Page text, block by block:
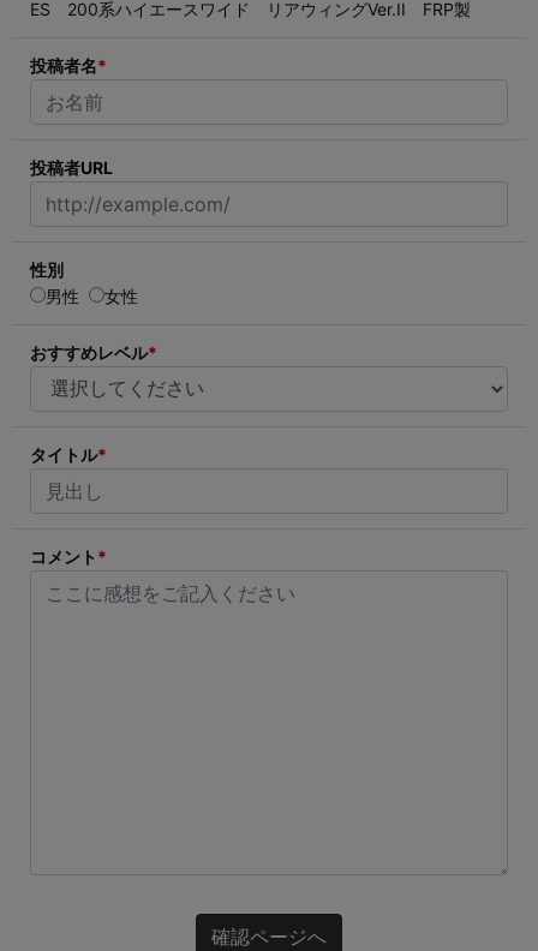
ES 200系ハイエースワイド リアウィングVer.II FRP製
投稿者名*
投稿者URL
性別
男性
女性
おすすめレベル*
タイトル*
コメント *
確認ページへ